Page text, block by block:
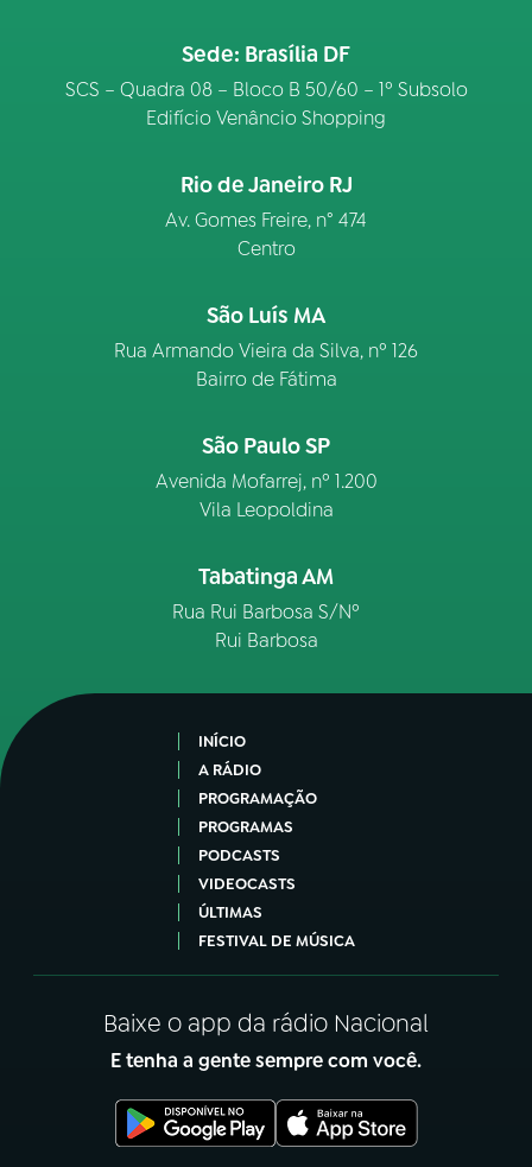
Sede: Brasília DF
SCS – Quadra 08 – Bloco B 50/60 – 1º Subsolo
Edifício Venâncio Shopping
Rio de Janeiro RJ
Av. Gomes Freire, n° 474
Centro
São Luís MA
Rua Armando Vieira da Silva, nº 126
Bairro de Fátima
São Paulo SP
Avenida Mofarrej, nº 1.200
Vila Leopoldina
Tabatinga AM
Rua Rui Barbosa S/Nº
Rui Barbosa
INÍCIO
A RÁDIO
PROGRAMAÇÃO
PROGRAMAS
PODCASTS
VIDEOCASTS
ÚLTIMAS
FESTIVAL DE MÚSICA
Baixe o app da rádio Nacional
E tenha a gente sempre com você.